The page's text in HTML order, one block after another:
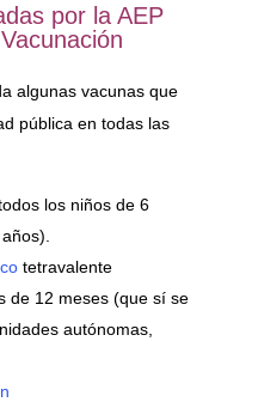
por la AEP
algunas vacunas que
pública en todas las
los niños de 6
tetravalente
de 12 meses (que sí se
autónomas,